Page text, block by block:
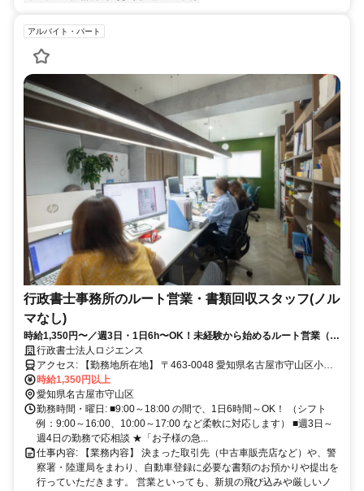
アルバイト・パート
行政書士事務所のルート営業・書類回収スタッフ(ノル
マなし)
時給1,350円〜／週3日・1日6h〜OK！未経験から始めるルート営業（外
回り・書類回収）★冷食・ドリンク無料♪
行政書士法人ロジエンス
アクセス: 【勤務地所在地】 〒463-0048 愛知県名古屋市守山区小幡
南2丁目14番17号 グランコンフォール5階 （名鉄瀬戸線「小幡駅」よ
り徒歩3分）
時給1,350円以上
愛知県名古屋市守山区
勤務時間・曜日: ■9:00～18:00 の間で、1日6時間～OK！ （シフト
例：9:00～16:00、10:00～17:00 など柔軟に対応します） ■週3日～
週4日の勤務で応相談 ★「お子様の急...
仕事内容: 【業務内容】 決まった取引先（中古車販売店など）や、警
察署・陸運局をまわり、自動車登録に必要な書類のお預かりや提出を
行っていただきます。 営業といっても、新規の飛び込みや厳しいノ